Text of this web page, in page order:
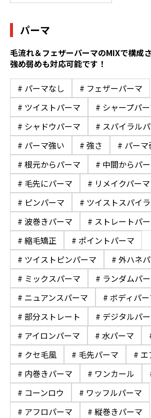
パーマ
毛流れ＆フェザーパーマのMIXで構成
強め弱めも対応可能です！
# パーマなし
# フェザーパーマ
# ツイストパーマ
# シャープパ
# シャドウパーマ
# スパイラル
# パーマ強い
# 強さ
# パーマ
# 根元からパーマ
# 中間からパ
# 毛先にパーマ
# リメイクパーマ
# ピンパーマ
# ツイストスパイ
# 波巻きパーマ
# ストレートパ
# 縮毛矯正
# ポイントパーマ
# ツイストピンパーマ
# 外ハネ
# ミックスパーマ
# ランダムパ
# ニュアンスパーマ
# ボディパ
# 部分ストレート
# デジタルパ
# アイロンパーマ
# 水パーマ
# クセ毛風
# 毛先パーマ
# エ
# 内巻きパーマ
# ワンカール
# コーンロウ
# ワッフルパーマ
# アフロパーマ
# 縦巻きパーマ